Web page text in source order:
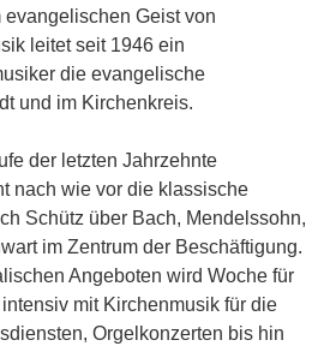
Geist von
leitet seit 1946 ein
die evangelische
und im Kirchenkreis.
der letzten Jahrzehnte
nach wie vor die klassische
Schütz über Bach, Mendelssohn,
im Zentrum der Beschäftigung.
Angeboten wird Woche für
mit Kirchenmusik für die
Orgelkonzerten bis hin